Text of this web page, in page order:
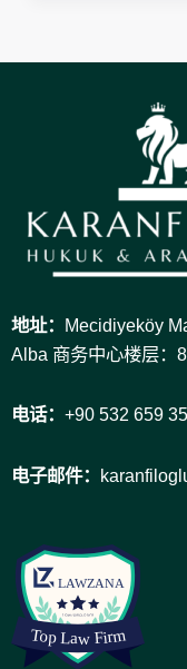
地址： Mecidiyeköy
Alba 商务中心楼层：
电话： +90 532 659
电子邮件：